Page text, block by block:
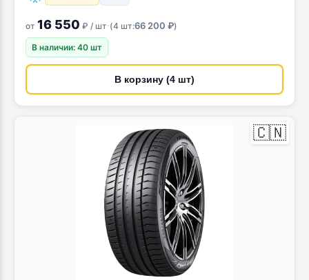
от 16 550 ₽ / шт·(4 шт:66 200 ₽)
В наличии: 40 шт
В корзину (4 шт)
🇨🇳